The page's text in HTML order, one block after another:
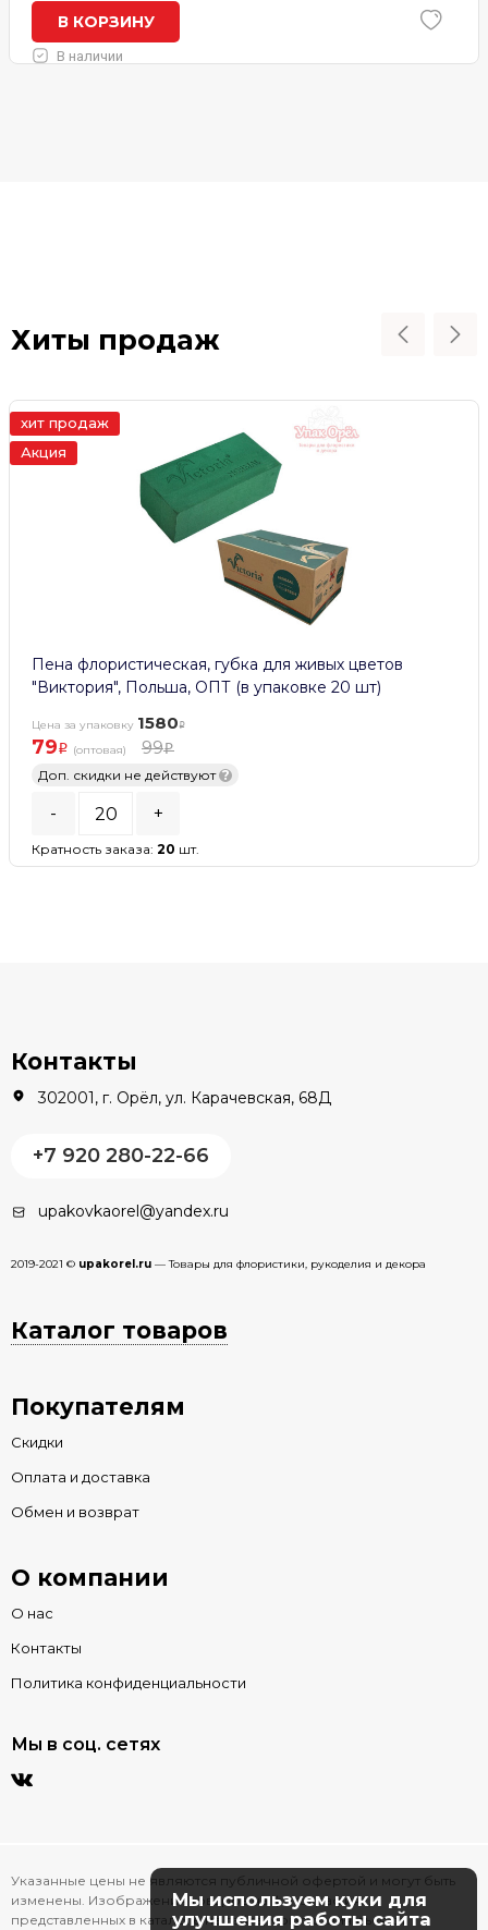
В КОРЗИНУ
В наличии
Хиты продаж
хит продаж
Акция
Пена флористическая, губка для живых цветов
"Виктория", Польша, ОПТ (в упаковке 20 шт)
Цена за упаковку 1580
79 (оптовая) 99
Доп. скидки не действуют ?
- +
Кратность заказа: 20 шт.
Контакты
302001, г. Орёл, ул. Карачевская, 68Д
+7 920 280-22-66
upakovkaorel@yandex.ru
2019-2021 © upakorel.ru — Товары для флористики, рукоделия и декора
Каталог товаров
Покупателям
Скидки
Оплата и доставка
Обмен и возврат
О компании
О нас
Контакты
Политика конфиденциальности
Мы в соц. сетях
Указанные цены не являются публичной офертой и могут быть
изменены. Изображения товаров на фотографиях,
представленных в каталоге на сайте, могут отличаться от
Мы используем куки для
улучшения работы сайта